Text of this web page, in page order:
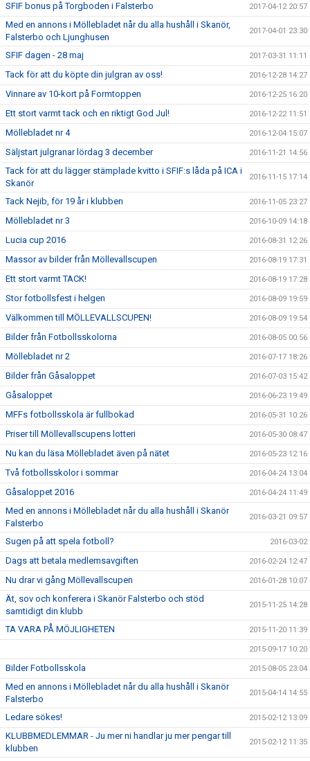
SFIF bonus på Torgboden i Falsterbo 2017-04-12 20:57
Med en annons i Möllebladet når du alla hushåll i Skanör,
Falsterbo och Ljunghusen
2017-04-01 23:30
SFIF dagen - 28 maj 2017-03-31 11:11
Tack för att du köpte din julgran av oss! 2016-12-28 14:27
Vinnare av 10-kort på Formtoppen 2016-12-25 16:20
Ett stort varmt tack och en riktigt God Jul! 2016-12-22 11:51
Möllebladet nr 4 2016-12-04 15:07
Säljstart julgranar lördag 3 december 2016-11-21 14:56
Tack för att du lägger stämplade kvitto i SFIF:s låda på ICA i
Skanör
2016-11-15 17:14
Tack Nejib, för 19 år i klubben 2016-11-05 23:27
Möllebladet nr 3 2016-10-09 14:18
Lucia cup 2016 2016-08-31 12:26
Massor av bilder från Möllevallscupen 2016-08-19 17:31
Ett stort varmt TACK! 2016-08-19 17:28
Stor fotbollsfest i helgen 2016-08-09 19:59
Välkommen till MÖLLEVALLSCUPEN! 2016-08-09 19:54
Bilder från Fotbollsskolorna 2016-08-05 00:56
Möllebladet nr 2 2016-07-17 18:26
Bilder från Gåsaloppet 2016-07-03 15:42
Gåsaloppet 2016-06-23 19:49
MFFs fotbollsskola är fullbokad 2016-05-31 10:26
Priser till Möllevallscupens lotteri 2016-05-30 08:47
Nu kan du läsa Möllebladet även på nätet 2016-05-23 12:16
Två fotbollsskolor i sommar 2016-04-24 13:04
Gåsaloppet 2016 2016-04-24 11:49
Med en annons i Möllebladet når du alla hushåll i Skanör
Falsterbo
2016-03-21 09:57
Sugen på att spela fotboll? 2016-03-02
Dags att betala medlemsavgiften 2016-02-24 12:47
Nu drar vi gång Möllevallscupen 2016-01-28 10:07
Ät, sov och konferera i Skanör Falsterbo och stöd
samtidigt din klubb
2015-11-25 14:28
TA VARA PÅ MÖJLIGHETEN 2015-11-20 11:39
2015-09-17 10:20
Bilder Fotbollsskola 2015-08-05 23:04
Med en annons i Möllebladet når du alla hushåll i Skanör
Falsterbo
2015-04-14 14:55
Ledare sökes! 2015-02-12 13:09
KLUBBMEDLEMMAR - Ju mer ni handlar ju mer pengar till
klubben
2015-02-12 11:35